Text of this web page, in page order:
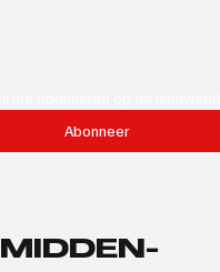
Abonneer
MIDDEN-